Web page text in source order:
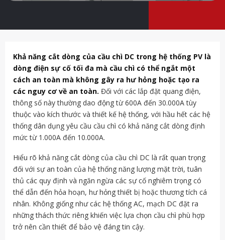
Khả năng cắt dòng của cầu chì DC trong hệ thống PV là
dòng điện sự cố tối đa mà cầu chì có thể ngắt một
cách an toàn mà không gây ra hư hỏng hoặc tạo ra
các nguy cơ về an toàn. Đối với các lắp đặt quang điện,
thông số này thường dao động từ 600A đến 30.000A tùy
thuộc vào kích thước và thiết kế hệ thống, với hầu hết các hệ
thống dân dụng yêu cầu cầu chì có khả năng cắt dòng định
mức từ 1.000A đến 10.000A.
Hiểu rõ khả năng cắt dòng của cầu chì DC là rất quan trọng
đối với sự an toàn của hệ thống năng lượng mặt trời, tuân
thủ các quy định và ngăn ngừa các sự cố nghiêm trọng có
thể dẫn đến hỏa hoạn, hư hỏng thiết bị hoặc thương tích cá
nhân. Không giống như các hệ thống AC, mạch DC đặt ra
những thách thức riêng khiến việc lựa chọn cầu chì phù hợp
trở nên cần thiết để bảo vệ đáng tin cậy.